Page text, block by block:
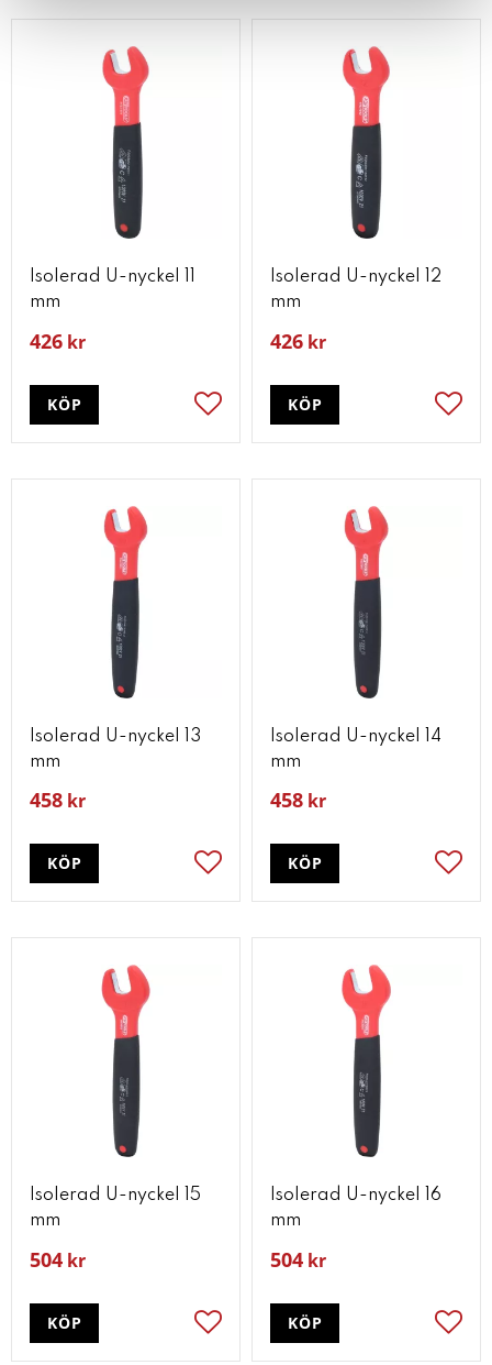
Isolerad U-nyckel 11
mm
426 kr
Lägg till i favoriter
KÖP
Isolerad U-nyckel 12
mm
426 kr
KÖP
Isolerad U-nyckel 13
mm
458 kr
Lägg till i favoriter
KÖP
Isolerad U-nyckel 14
mm
458 kr
KÖP
Isolerad U-nyckel 15
mm
504 kr
Lägg till i favoriter
KÖP
Isolerad U-nyckel 16
mm
504 kr
KÖP